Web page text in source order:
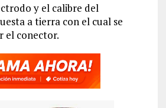
y el calibre del
a tierra con el cual se
el conector.